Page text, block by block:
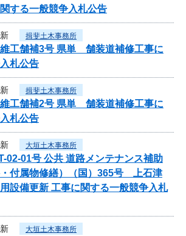
する一般競争入札公告
揖斐土木事務所
維工舗補3号 県単 舗装道補修工事に
札公告
揖斐土木事務所
維工舗補2号 県単 舗装道補修工事に
札公告
大垣土木事務所
02-01号 公共 道路メンテナンス補助
・付属物修繕）（国）365号 上石津
設備更新 工事に関する一般競争入札
大垣土木事務所